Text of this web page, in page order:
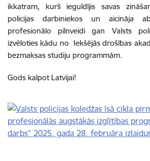
ikkatram, kurš ieguldījis savas
policijas darbiniekos un aicināja
profesionālo pilnveidi gan Valsts
izvēloties kādu no Iekšējās drošības
bezmaksas studiju programmām.
Gods kalpot Latvijai!